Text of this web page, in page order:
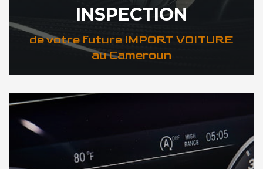
INSPECTION
de votre future IMPORT VOITURE
au Cameroun
DÉCOUVREZ VOTRE INSPECTION AUTO au Cameroun